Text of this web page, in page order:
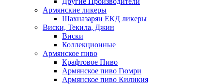
Армянские ликеры
Шахназарян ЕКД ликеры
Виски, Текила, Джин
Виски
Коллекционные
Армянское пиво
Крафтовое Пиво
Армянское пиво Гюмри
Армянское пиво Киликия